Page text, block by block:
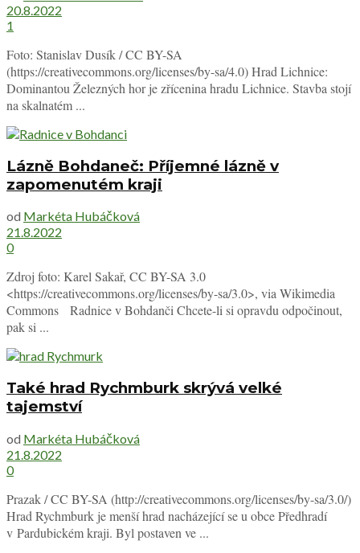
20.8.2022
1
Foto: Stanislav Dusík / CC BY-SA
(https://creativecommons.org/licenses/by-sa/4.0) Hrad Lichnice:
Dominantou Železných hor je zřícenina hradu Lichnice. Stavba stojí
na skalnatém ...
Lázně Bohdaneč: Příjemné lázně v
zapomenutém kraji
od Markéta Hubáčková
21.8.2022
0
Zdroj foto: Karel Sakař, CC BY-SA 3.0
<https://creativecommons.org/licenses/by-sa/3.0>, via Wikimedia
Commons Radnice v Bohdanči Chcete-li si opravdu odpočinout,
pak si ...
Také hrad Rychmburk skrývá velké
tajemství
od Markéta Hubáčková
21.8.2022
0
Prazak / CC BY-SA (http://creativecommons.org/licenses/by-sa/3.0/)
Hrad Rychmburk je menší hrad nacházející se u obce Předhradí
v Pardubickém kraji. Byl postaven ve ...